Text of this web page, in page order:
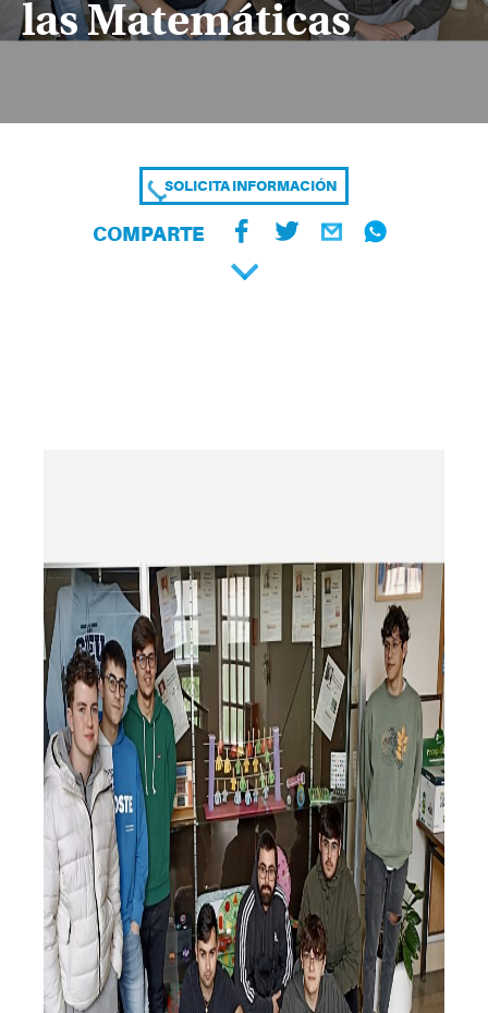
las Matemáticas
SOLICITA INFORMACIÓN
COMPARTE